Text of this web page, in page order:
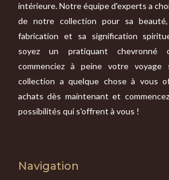
intérieure. Notre équipe d'experts a
de notre collection pour sa
fabrication et sa signification
soyez un pratiquant chevronné
commenciez à peine votre voyage
collection a quelque chose à vous
achats dès maintenant et
possibilités qui s'offrent à vous !
Navigation